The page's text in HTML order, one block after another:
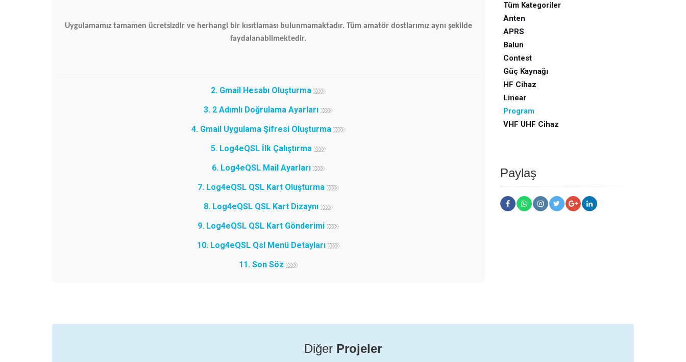
Uygulamamız tamamen ücretsizdir ve herhangi bir kısıtlaması bulunmamaktadır. Tüm amatör dostlarımız aynı şekilde
faydalanabilmektedir.
2. Gmail Hesabı Oluşturma
3. 2 Adımlı Doğrulama Ayarları
4. Gmail Uygulama Şifresi Oluşturma
5. Log4eQSL İlk Çalıştırma
6. Log4eQSL Mail Ayarları
7. Log4eQSL QSL Kart Oluşturma
8. Log4eQSL QSL Kart Dizaynı
9. Log4eQSL QSL Kart Gönderimi
10. Log4eQSL Qsl Menü Detayları
11. Son Söz
Tüm Kategoriler
Anten
APRS
Balun
Contest
Güç Kaynağı
HF Cihaz
Linear
Program
VHF UHF Cihaz
Paylaş
Diğer Projeler